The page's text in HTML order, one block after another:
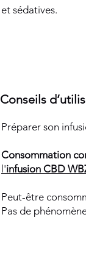
et sédatives.
Conseils
Préparer son
Consommation
l'infusion CBD
Peut-être
Pas de